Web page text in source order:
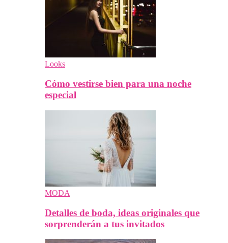
Looks
Cómo vestirse bien para una noche
especial
MODA
Detalles de boda, ideas originales que
sorprenderán a tus invitados